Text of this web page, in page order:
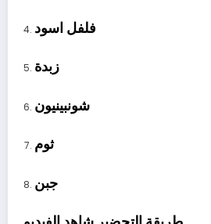
فلفل اسود
زبدة
شونبينيون
ثوم
جبن